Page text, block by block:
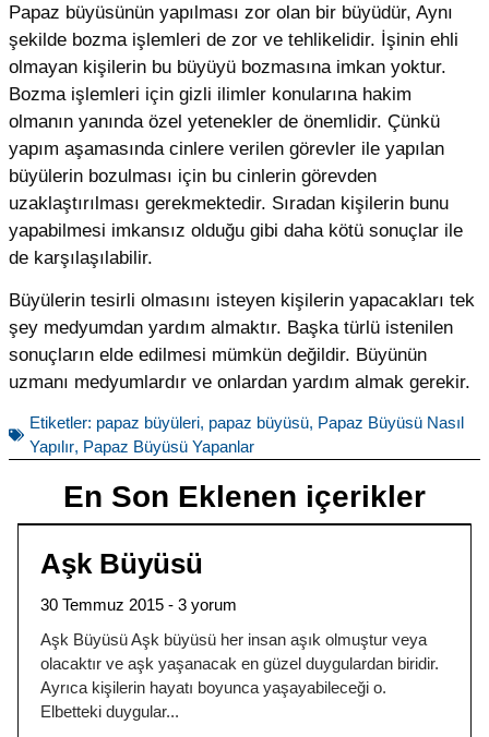
Papaz büyüsünün yapılması zor olan bir büyüdür, Aynı
şekilde bozma işlemleri de zor ve tehlikelidir. İşinin ehli
olmayan kişilerin bu büyüyü bozmasına imkan yoktur.
Bozma işlemleri için gizli ilimler konularına hakim
olmanın yanında özel yetenekler de önemlidir. Çünkü
yapım aşamasında cinlere verilen görevler ile yapılan
büyülerin bozulması için bu cinlerin görevden
uzaklaştırılması gerekmektedir. Sıradan kişilerin bunu
yapabilmesi imkansız olduğu gibi daha kötü sonuçlar ile
de karşılaşılabilir.
Büyülerin tesirli olmasını isteyen kişilerin yapacakları tek
şey medyumdan yardım almaktır. Başka türlü istenilen
sonuçların elde edilmesi mümkün değildir. Büyünün
uzmanı medyumlardır ve onlardan yardım almak gerekir.
Etiketler: papaz büyüleri, papaz büyüsü, Papaz Büyüsü Nasıl
Yapılır, Papaz Büyüsü Yapanlar
En Son Eklenen içerikler
Aşk Büyüsü
30 Temmuz 2015
3 yorum
Aşk Büyüsü Aşk büyüsü her insan aşık olmuştur veya
olacaktır ve aşk yaşanacak en güzel duygulardan biridir.
Ayrıca kişilerin hayatı boyunca yaşayabileceği o.
Elbetteki duygular